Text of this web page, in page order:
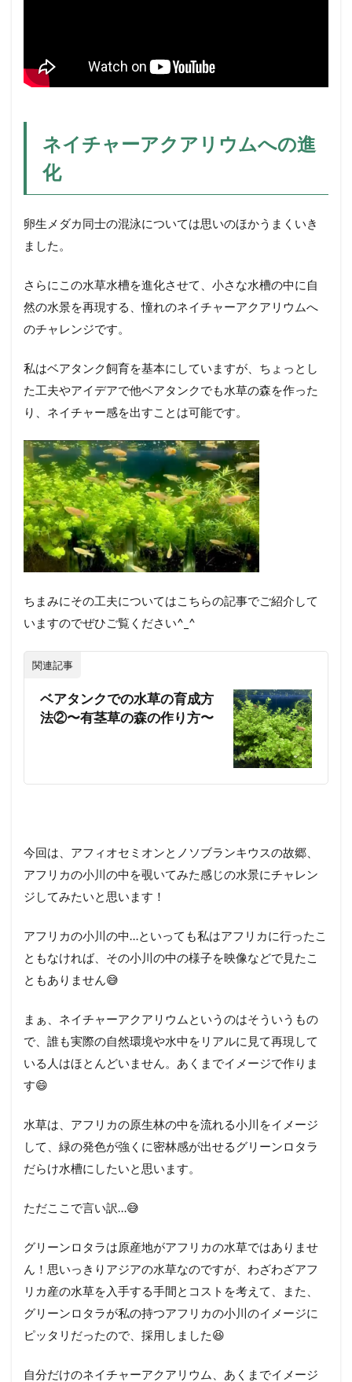
ネイチャーアクアリウムへの進
化
卵生メダカ同士の混泳については思いのほかうまくいき
ました。
さらにこの水草水槽を進化させて、小さな水槽の中に自
然の水景を再現する、憧れのネイチャーアクアリウムへ
のチャレンジです。
私はベアタンク飼育を基本にしていますが、ちょっとし
た工夫やアイデアで他ベアタンクでも水草の森を作った
り、ネイチャー感を出すことは可能です。
ちまみにその工夫についてはこちらの記事でご紹介して
いますのでぜひご覧ください^_^
関連記事
ベアタンクでの水草の育成方
法②〜有茎草の森の作り方〜
今回は、アフィオセミオンとノソブランキウスの故郷、
アフリカの小川の中を覗いてみた感じの水景にチャレン
ジしてみたいと思います！
アフリカの小川の中…といっても私はアフリカに行ったこ
ともなければ、その小川の中の様子を映像などで見たこ
ともありません😅
まぁ、ネイチャーアクアリウムというのはそういうもの
で、誰も実際の自然環境や水中をリアルに見て再現して
いる人はほとんどいません。あくまでイメージで作りま
す😄
水草は、アフリカの原生林の中を流れる小川をイメージ
して、緑の発色が強くに密林感が出せるグリーンロタラ
だらけ水槽にしたいと思います。
ただここで言い訳…😅
グリーンロタラは原産地がアフリカの水草ではありませ
ん！思いっきりアジアの水草なのですが、わざわざアフ
リカ産の水草を入手する手間とコストを考えて、また、
グリーンロタラが私の持つアフリカの小川のイメージに
ピッタリだったので、採用しました😆
自分だけのネイチャーアクアリウム、あくまでイメージ